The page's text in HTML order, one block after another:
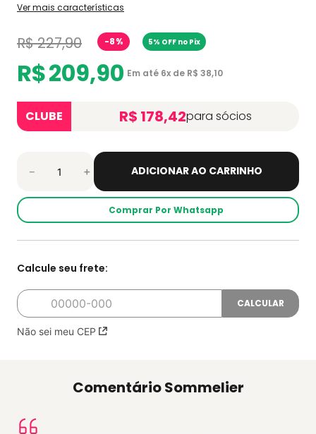
Ver mais características
R$227,90 -8% 5% OFF no Pix
R$209,90 Em até 6x de R$ 38,10
CLUBE R$ 178,42para sócios
＋
－ ADICIONAR AO CARRINHO
Comprar Por Whatsapp
Não sei meu CEP
Comentário Sommelier